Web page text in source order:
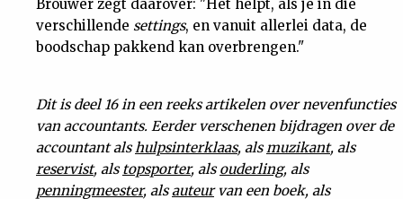
Brouwer zegt daarover: "Het helpt, als je in die
verschillende settings, en vanuit allerlei data, de
boodschap pakkend kan overbrengen."
Dit is deel 16 in een reeks artikelen over nevenfuncties
van accountants. Eerder verschenen bijdragen over de
accountant alshulpsinterklaas, alsmuzikant, als
reservist, alstopsporter, alsouderling, als
penningmeester, alsauteurvan een boek, als